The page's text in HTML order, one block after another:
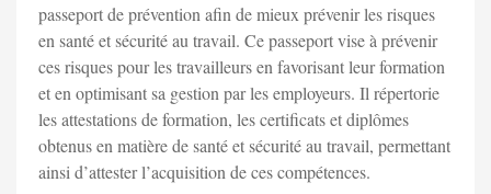
passeport de prévention afin de mieux prévenir les risques
en santé et sécurité au travail. Ce passeport vise à prévenir
ces risques pour les travailleurs en favorisant leur formation
et en optimisant sa gestion par les employeurs. Il répertorie
les attestations de formation, les certificats et diplômes
obtenus en matière de santé et sécurité au travail, permettant
ainsi d’attester l’acquisition de ces compétences.